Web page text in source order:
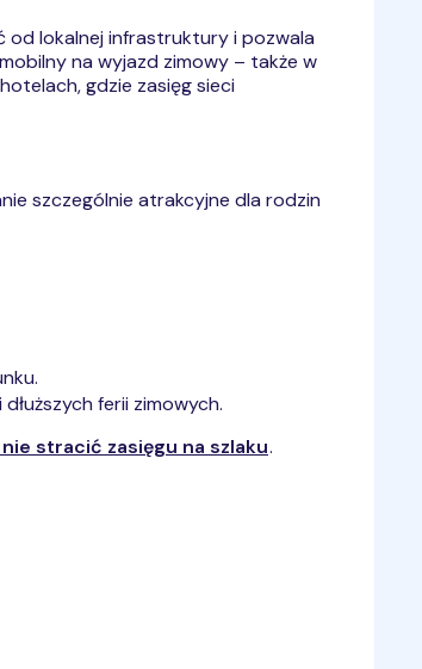
od lokalnej infrastruktury i pozwala
na wyjazd zimowy – także w
gdzie zasięg sieci
szczególnie atrakcyjne dla rodzin
ferii zimowych.
stracić zasięgu na szlaku.